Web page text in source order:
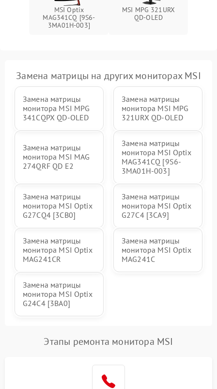
MSI Optix
MAG341CQ [9S6-
3MA01H-003]
MSI MPG 321URX
QD-OLED
Замена матрицы на других мониторах MSI
Замена матрицы
монитора MSI MPG
341CQPX QD-OLED
Замена матрицы
монитора MSI MPG
321URX QD-OLED
Замена матрицы
монитора MSI MAG
274QRF QD E2
Замена матрицы
монитора MSI Optix
MAG341CQ [9S6-
3MA01H-003]
Замена матрицы
монитора MSI Optix
G27CQ4 [3CB0]
Замена матрицы
монитора MSI Optix
G27C4 [3CA9]
Замена матрицы
монитора MSI Optix
MAG241CR
Замена матрицы
монитора MSI Optix
MAG241C
Замена матрицы
монитора MSI Optix
G24C4 [3BA0]
Этапы ремонта монитора MSI